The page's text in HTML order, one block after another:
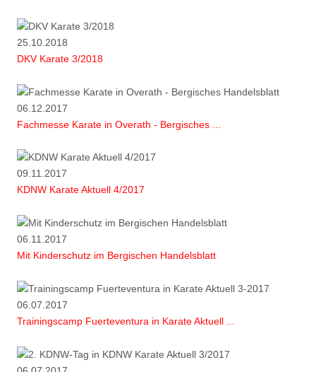
25.10.2018
DKV Karate 3/2018
06.12.2017
Fachmesse Karate in Overath - Bergisches ...
09.11.2017
KDNW Karate Aktuell 4/2017
06.11.2017
Mit Kinderschutz im Bergischen Handelsblatt
06.07.2017
Trainingscamp Fuerteventura in Karate Aktuell ...